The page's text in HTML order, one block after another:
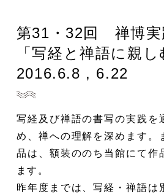
第31・32回 禅博
「写経と禅語に親
2016.6.8 , 6.22
写経及び禅語の書写の実践を
め、禅への理解を深めます。
品は、額装ののち当館にて作
ます。
昨年度までは、写経・禅語は